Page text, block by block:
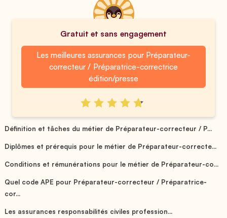
Gratuit et sans engagement
Les meilleures assurances pour Préparateur-
correcteur / Préparatrice-correctrice
édition/presse
Définition et tâches du métier de Préparateur-correcteur / P...
Diplômes et prérequis pour le métier de Préparateur-correcte...
Conditions et rémunérations pour le métier de Préparateur-co...
Quel code APE pour Préparateur-correcteur / Préparatrice-
cor...
Les assurances responsabilités civiles profession...